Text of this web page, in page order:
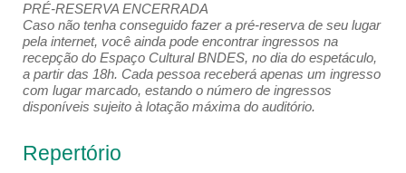
PRÉ-RESERVA ENCERRADA
Caso não tenha conseguido fazer a pré-reserva de seu lugar
pela internet, você ainda pode encontrar ingressos na
recepção do Espaço Cultural BNDES, no dia do espetáculo,
a partir das 18h. Cada pessoa receberá apenas um ingresso
com lugar marcado, estando o número de ingressos
disponíveis sujeito à lotação máxima do auditório.
Repertório